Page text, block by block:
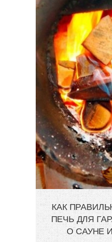
КАК
ПЕЧЬ ДЛЯ
О САУНЕ